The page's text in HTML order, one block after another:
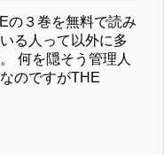
の３巻を無料で読み
る人って以外に多
何を隠そう管理人
のですがTHE